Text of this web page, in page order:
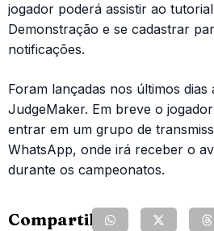
jogador poderá assistir ao
Demonstração e se cadastrar
notificações.
Foram lançadas nos últimos dias
JudgeMaker. Em breve o
entrar em um grupo de
WhatsApp, onde irá receber o
durante os campeonatos.
Compartilhe: